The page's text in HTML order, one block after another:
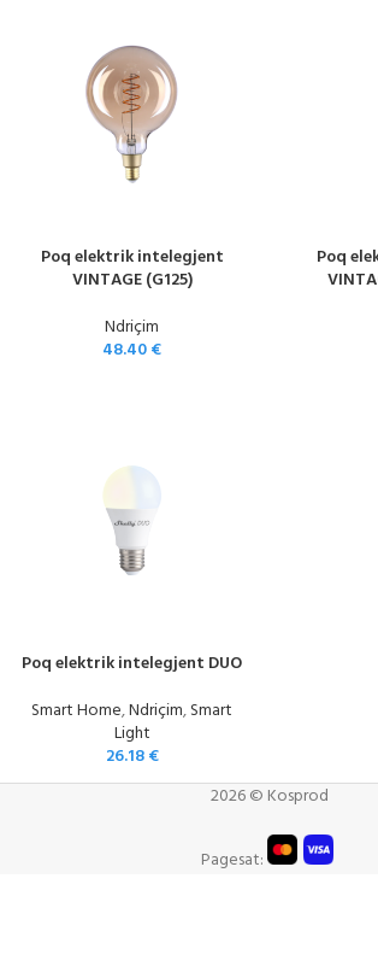
Poq elektrik intelegjent
VINTAGE (G125)
Ndriçim
48.40€
Poq
Poq elektrik intelegjent DUO
Smart Home,Ndriçim,Smart
Light
26.18€
2026 © Kosprod
Pagesat: